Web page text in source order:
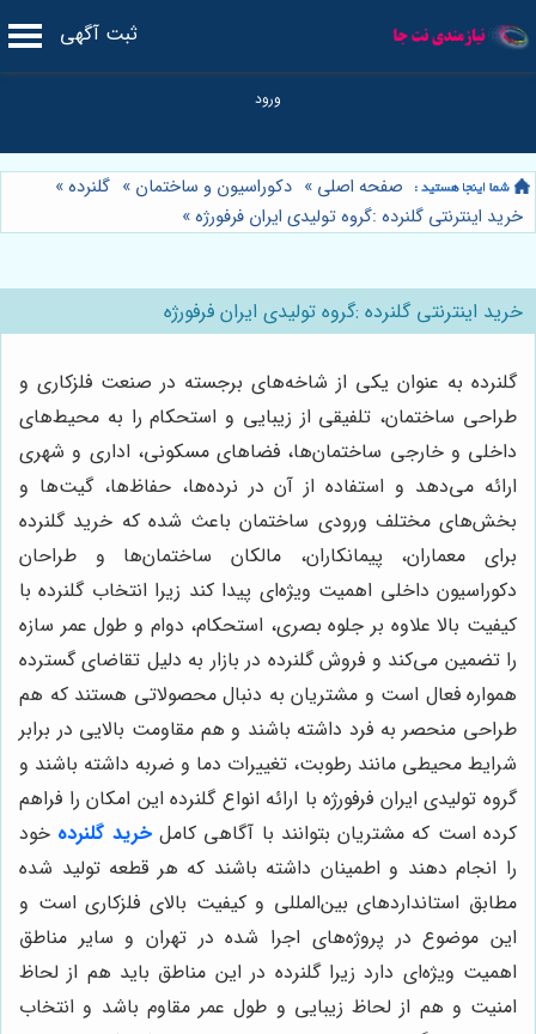
ثبت آگهی
صفحه اصلی » دکوراسیون و ساختمان » گلنرده»
خرید اینترنتی گلنرده :گروه تولیدی ایران فرفورژه»
خرید اینترنتی گلنرده :گروه تولیدی ایران فرفورژه
گلنرده به عنوان یکی از شاخه‌های برجسته در صنعت فلزکاری و
طراحی ساختمان، تلفیقی از زیبایی و استحکام را به محیط‌های
داخلی و خارجی ساختمان‌ها، فضاهای مسکونی، اداری و شهری
ارائه می‌دهد و استفاده از آن در نرده‌ها، حفاظ‌ها، گیت‌ها و
بخش‌های مختلف ورودی ساختمان باعث شده که خرید گلنرده
برای معماران، پیمانکاران، مالکان ساختمان‌ها و طراحان
دکوراسیون داخلی اهمیت ویژه‌ای پیدا کند زیرا انتخاب گلنرده با
کیفیت بالا علاوه بر جلوه بصری، استحکام، دوام و طول عمر سازه
را تضمین می‌کند و فروش گلنرده در بازار به دلیل تقاضای گسترده
همواره فعال است و مشتریان به دنبال محصولاتی هستند که هم
طراحی منحصر به فرد داشته باشند و هم مقاومت بالایی در برابر
شرایط محیطی مانند رطوبت، تغییرات دما و ضربه داشته باشند و
گروه تولیدی ایران فرفورژه با ارائه انواع گلنرده این امکان را فراهم
کرده است که مشتریان بتوانند با آگاهی کاملخرید گلنرده خود
را انجام دهند و اطمینان داشته باشند که هر قطعه تولید شده
مطابق استانداردهای بین‌المللی و کیفیت بالای فلزکاری است و
این موضوع در پروژه‌های اجرا شده در تهران و سایر مناطق
اهمیت ویژه‌ای دارد زیرا گلنرده در این مناطق باید هم از لحاظ
امنیت و هم از لحاظ زیبایی و طول عمر مقاوم باشد و انتخاب